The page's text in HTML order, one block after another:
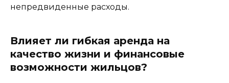
непредвиденные расходы.
Влияет ли гибкая аренда на
качество жизни и финансовые
возможности жильцов?